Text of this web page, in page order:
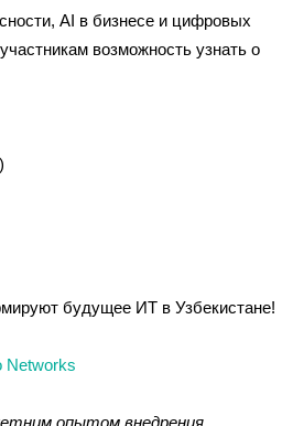
AI в бизнесе и цифровых
возможность узнать о
будущее ИТ в Узбекистане!
Networks
опытом внедрения